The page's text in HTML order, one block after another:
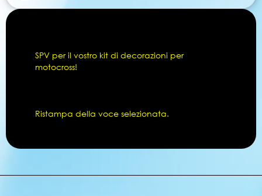
SPV per il vostro kit di decorazioni per
motocross!
Ristampa della voce selezionata.